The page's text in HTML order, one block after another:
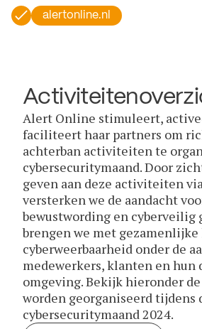
alertonline.nl
Alert Online stimuleert,
faciliteert haar partners om
achterban activiteiten te
cybersecuritymaand. Door
geven aan deze activiteiten
versterken we de aandacht
bewustwording en cyberveilig
brengen we met
cyberweerbaarheid onder de
medewerkers, klanten en hun
omgeving. Bekijk hieronder
worden georganiseerd tijdens
cybersecuritymaand 2024.